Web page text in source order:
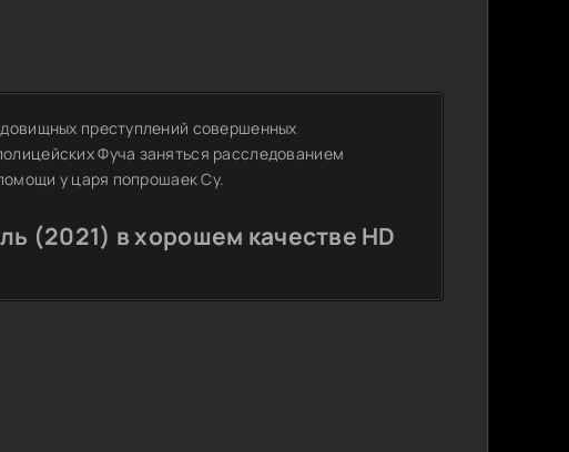
преступлений совершенных
Фуча заняться расследованием
у царя попрошаек Су.
(2021) в хорошем качестве HD